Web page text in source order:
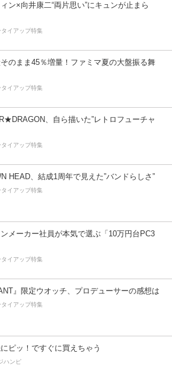
ン×向井康二“両片思い”にキュンが止まら
タイアップ特集
のまま45％増量！ファミマ夏の大盤振る舞
タイアップ特集
、自ら描いた”レトロフューチャ
タイアップ特集
HEAD、結成1周年で見えた”バンドらしさ”
タイアップ特集
メーカー社員が本気で選ぶ「10万円台PC3
タイアップ特集
』限定ウオッチ、プロデューサーの感想は
タイアップ特集
ピッ！ですぐに買えちゃう
ハンピ